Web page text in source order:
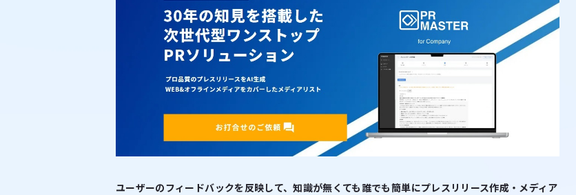
ユーザーのフィードバックを反映して、知識が無くても誰でも簡単にプレスリリース作成・メディア